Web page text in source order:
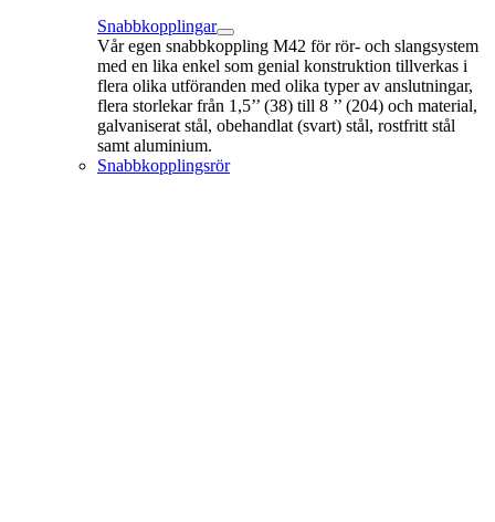
Snabbkopplingar
Vår egen snabbkoppling M42 för rör- och slangsystem
med en lika enkel som genial konstruktion tillverkas i
flera olika utföranden med olika typer av anslutningar,
flera storlekar från 1,5’’ (38) till 8 ’’ (204) och material,
galvaniserat stål, obehandlat (svart) stål, rostfritt stål
samt aluminium.
Snabbkopplingsrör